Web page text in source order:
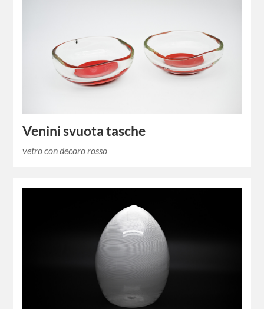
Venini svuota tasche
vetro con decoro rosso